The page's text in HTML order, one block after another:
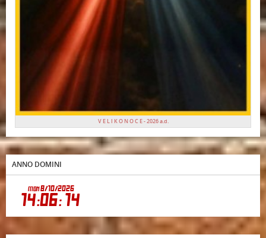
V E L I K O N O C E - 2026 a.d.
ANNO DOMINI